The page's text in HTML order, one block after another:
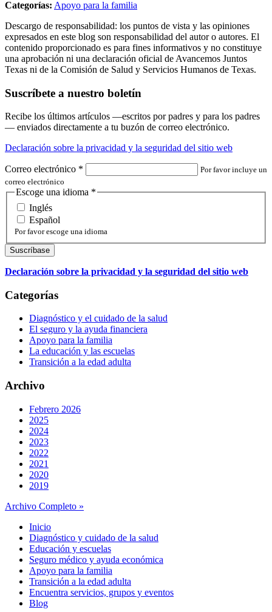
Categorías: Apoyo para la familia
Descargo de responsabilidad: los puntos de vista y las opiniones
expresados en este blog son responsabilidad del autor o autores. El
contenido proporcionado es para fines informativos y no constituye
una aprobación ni una declaración oficial de Avancemos Juntos
Texas ni de la Comisión de Salud y Servicios Humanos de Texas.
Suscríbete a nuestro boletín
Recibe los últimos artículos —escritos por padres y para los padres
— enviados directamente a tu buzón de correo electrónico.
Declaración sobre la privacidad y la seguridad del sitio web
Correo electrónico *
Por favor incluye un
correo electrónico
Escoge una idioma *
Inglés
Español
Por favor escoge una idioma
Declaración sobre la privacidad y la seguridad del sitio web
Categorías
Diagnóstico y el cuidado de la salud
El seguro y la ayuda financiera
Apoyo para la familia
La educación y las escuelas
Transición a la edad adulta
Archivo
Febrero 2026
2025
2024
2023
2022
2021
2020
2019
Archivo Completo »
Inicio
Diagnóstico y cuidado de la salud
Educación y escuelas
Seguro médico y ayuda económica
Apoyo para la familia
Transición a la edad adulta
Encuentra servicios, grupos y eventos
Blog